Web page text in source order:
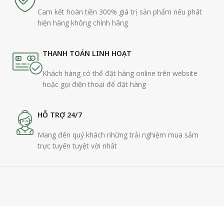
Cam kết hoàn tiền 300% giá trị sản phẩm nếu phát
hiện hàng không chính hãng
THANH TOÁN LINH HOẠT
Khách hàng có thể đặt hàng online trên website
hoặc gọi điện thoại để đặt hàng
HỖ TRỢ 24/7
Mang đến quý khách những trải nghiệm mua sắm
trực tuyến tuyệt vời nhất